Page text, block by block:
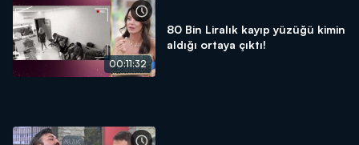
00:11:32
80 Bin Liralık kayıp yüzüğü kimin
aldığı ortaya çıktı!